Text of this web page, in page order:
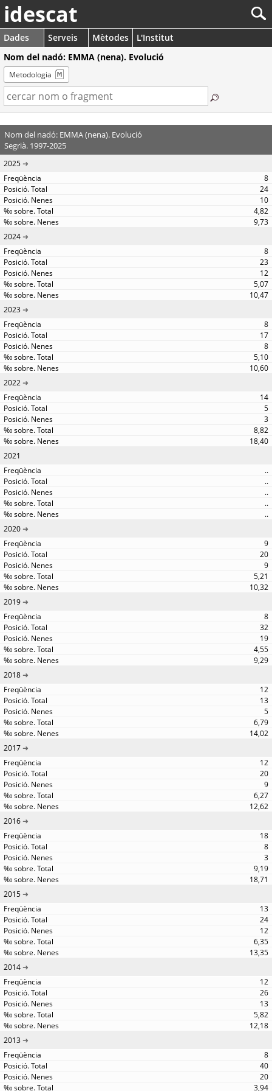
idescat
Dades Serveis Mètodes
L'Institut
Nom del nadó: EMMA (nena). Evolució
Metodologia
Nom del nadó: EMMA (nena). Evolució
Segrià. 1997-2025
2025
8
24
10
4,82
9,73
2024
8
23
12
5,07
10,47
2023
8
17
8
5,10
10,60
2022
14
5
3
8,82
18,40
2021
..
..
..
..
..
2020
9
20
9
5,21
10,32
2019
8
32
19
4,55
9,29
2018
12
13
5
6,79
14,02
2017
12
20
9
6,27
12,62
2016
18
8
3
9,19
18,71
2015
13
24
12
6,35
13,35
2014
12
26
13
5,82
12,18
2013
8
40
20
3,94